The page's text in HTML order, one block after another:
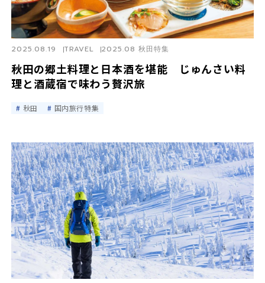
秋田の郷土料理と日本酒を堪能 じゅんさい料
理と酒蔵宿で味わう贅沢旅
2025.08.19 TRAVEL 2025.08 秋田特集
秋田 国内旅行特集